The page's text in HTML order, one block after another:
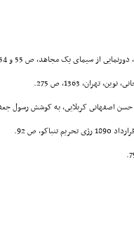
1363، ص 275.
اصفهانى کربلایى، به کوشش رسول جعفریان،